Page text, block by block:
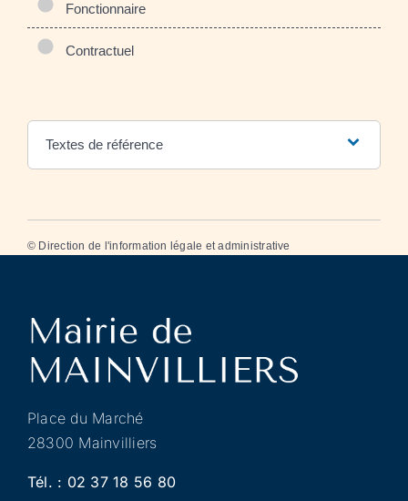
Fonctionnaire
Contractuel
Textes de référence
© Direction de l'information légale et administrative
Place du Marché
28300 Mainvilliers
Tél. : 02 37 18 56 80